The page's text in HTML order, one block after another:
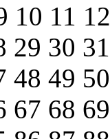
10 11
29 30
48 49
67 68